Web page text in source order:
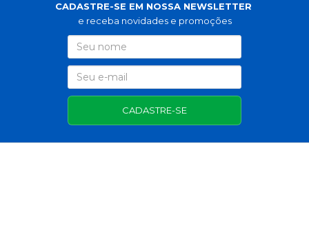
CADASTRE-SE EM NOSSA NEWSLETTER
e receba novidades e promoções
CADASTRE-SE